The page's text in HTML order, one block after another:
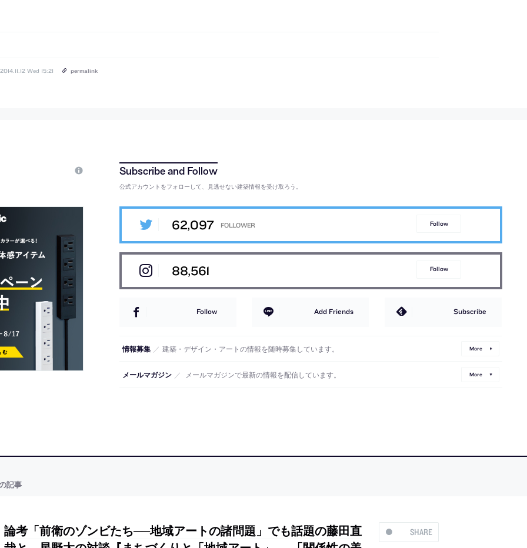
2014.11.12 Wed 15:21 permalink
公式アカウントをフォローして、見逃せない建築情報を受け取ろう。
62,097 Follow
88,561 Follow
Follow Add Friends Subscribe
情報募集 ／ 建築・デザイン・アートの情報を随時募集しています。 More
メールマガジン ／ メールマガジンで最新の情報を配信しています。 More
記事
SHARE
論考「前衛のゾンビたち──地域アートの諸問題」でも話題の藤田直